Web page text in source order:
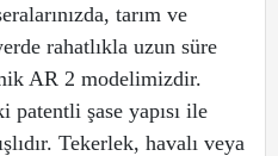
tarım ve
rahatlıkla uzun süre
AR 2 modelimizdir.
patentli şase yapısı ile
Tekerlek, havalı veya